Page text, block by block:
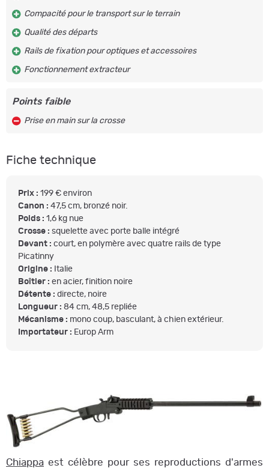
Compacité pour le transport sur le terrain
Qualité des départs
Rails de fixation pour optiques et accessoires
Fonctionnement extracteur
Points faible
Prise en main sur la crosse
Fiche technique
Prix : 199 € environ
Canon : 47,5 cm, bronzé noir.
Poids : 1,6 kg nue
Crosse : squelette avec porte balle intégré
Devant : court, en polymère avec quatre rails de type
Picatinny
Origine : Italie
Boîtier : en acier, finition noire
Détente : directe, noire
Longueur : 84 cm, 48,5 repliée
Mécanisme : mono coup, basculant, à chien extérieur.
Importateur : Europ Arm
Chiappa est célèbre pour ses reproductions d'armes